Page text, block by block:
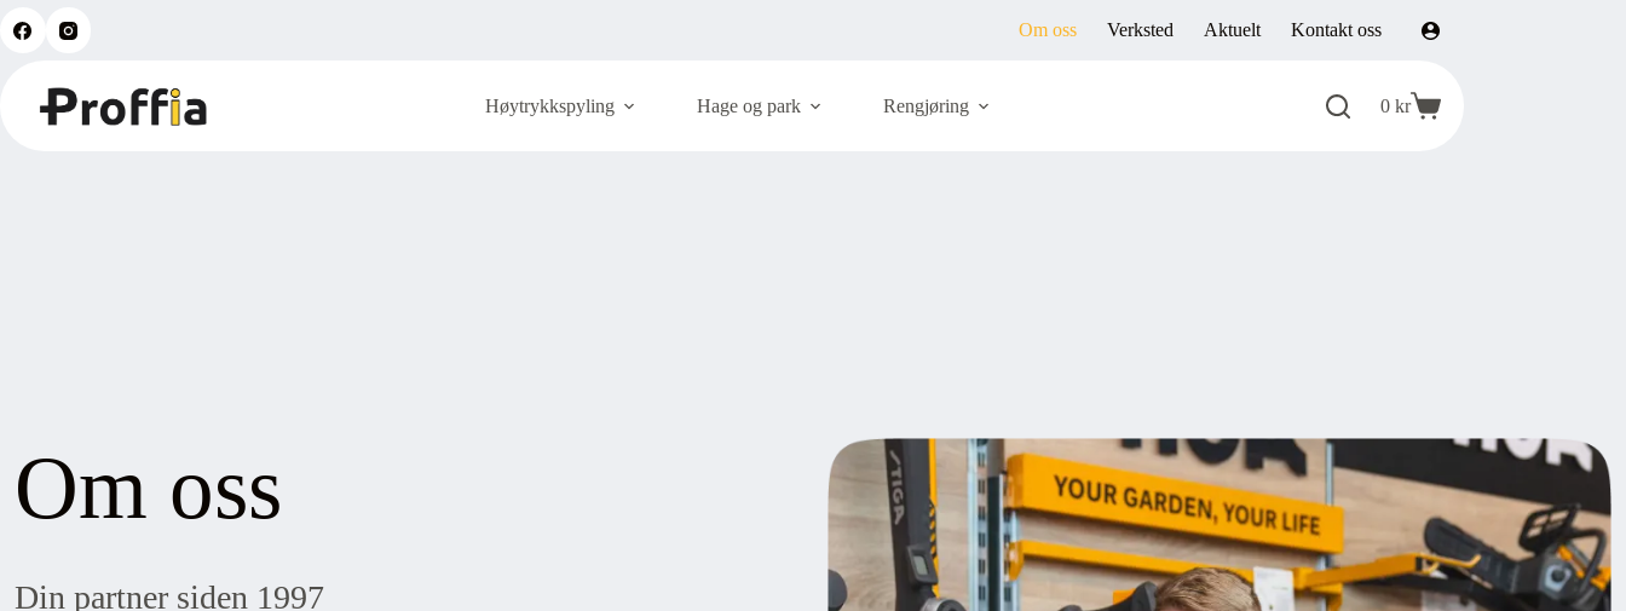
Om oss Verksted Aktuelt Kontakt oss
Høytrykkspyling Hage og park Rengjøring Handlekurv
0 kr
Om oss
Din partner siden 1997